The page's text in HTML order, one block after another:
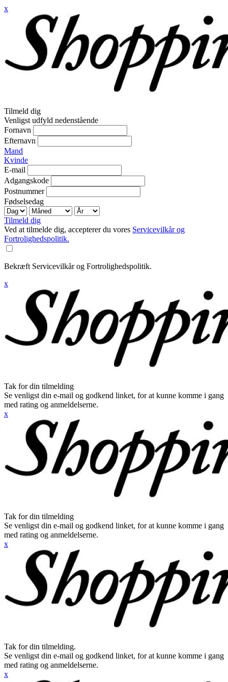
x
Tilmeld dig
Venligst udfyld nedenstående
Fornavn
Efternavn
Mand
Kvinde
E-mail
Adgangskode
Postnummer
Fødselsedag
Tilmeld dig
Ved at tilmelde dig, accepterer du vores Servicevilkår og
Fortrolighedspolitik.
Bekræft Servicevilkår og Fortrolighedspolitik.
x
Tak for din tilmelding
Se venligst din e-mail og godkend linket, for at kunne komme i gang
med rating og anmeldelserne.
x
Tak for din tilmelding
Se venligst din e-mail og godkend linket, for at kunne komme i gang
med rating og anmeldelserne.
x
Tak for din tilmelding.
Se venligst din e-mail og godkend linket, for at kunne komme i gang
med rating og anmeldelserne.
x